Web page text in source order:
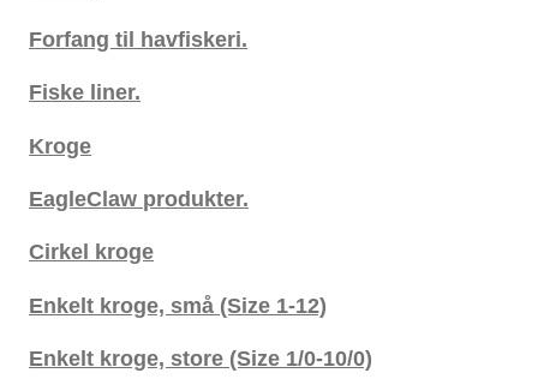
Forfang til havfiskeri.
Fiske liner.
Kroge
EagleClaw produkter.
Cirkel kroge
Enkelt kroge, små (Size 1-12)
Enkelt kroge, store (Size 1/0-10/0)